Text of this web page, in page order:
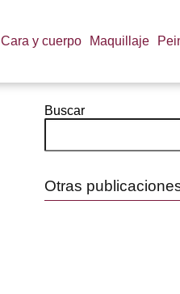
Cara y cuerpo Maquillaje
Buscar
Otras